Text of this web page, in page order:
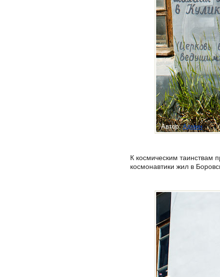
Автор:Админ
К космическим таинствам
космонавтики жил в